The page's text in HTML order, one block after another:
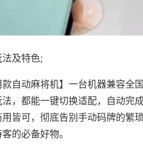
及特色;
款自动麻将机】一台机器兼容全
，都能一键切换适配，自动完
皆可，彻底告别手动码牌的繁
的必备好物。